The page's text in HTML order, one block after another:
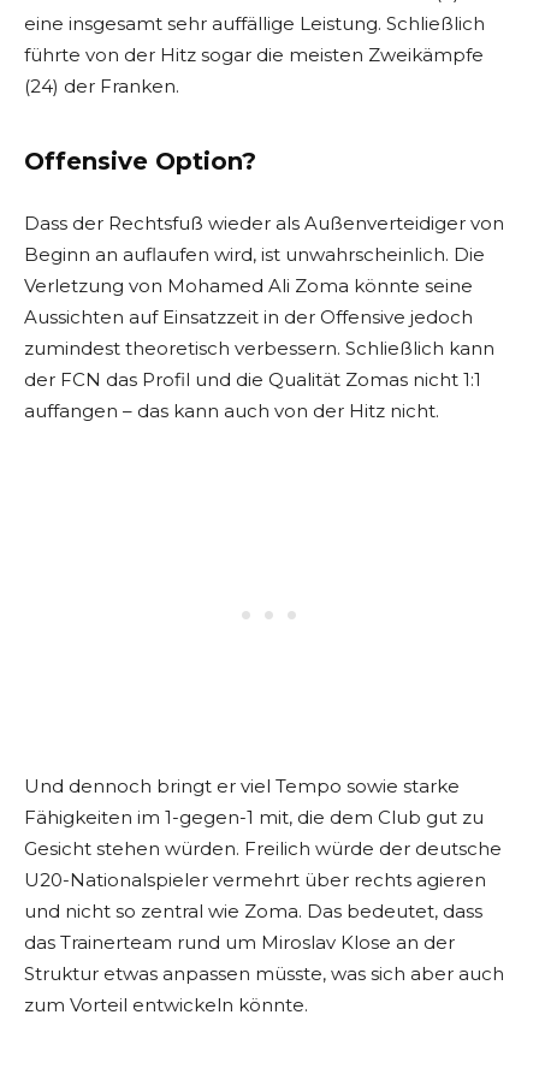
eine insgesamt sehr auffällige Leistung. Schließlich
führte von der Hitz sogar die meisten Zweikämpfe
(24) der Franken.
Offensive Option?
Dass der Rechtsfuß wieder als Außenverteidiger von
Beginn an auflaufen wird, ist unwahrscheinlich. Die
Verletzung von Mohamed Ali Zoma könnte seine
Aussichten auf Einsatzzeit in der Offensive jedoch
zumindest theoretisch verbessern. Schließlich kann
der FCN das Profil und die Qualität Zomas nicht 1:1
auffangen – das kann auch von der Hitz nicht.
Und dennoch bringt er viel Tempo sowie starke
Fähigkeiten im 1-gegen-1 mit, die dem Club gut zu
Gesicht stehen würden. Freilich würde der deutsche
U20-Nationalspieler vermehrt über rechts agieren
und nicht so zentral wie Zoma. Das bedeutet, dass
das Trainerteam rund um Miroslav Klose an der
Struktur etwas anpassen müsste, was sich aber auch
zum Vorteil entwickeln könnte.